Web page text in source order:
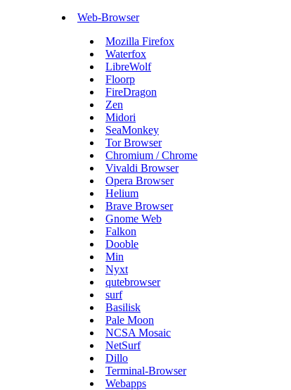
Web-Browser
Mozilla Firefox
Waterfox
LibreWolf
Floorp
FireDragon
Zen
Midori
SeaMonkey
Tor Browser
Chromium / Chrome
Vivaldi Browser
Opera Browser
Helium
Brave Browser
Gnome Web
Falkon
Dooble
Min
Nyxt
qutebrowser
surf
Basilisk
Pale Moon
NCSA Mosaic
NetSurf
Dillo
Terminal-Browser
Webapps